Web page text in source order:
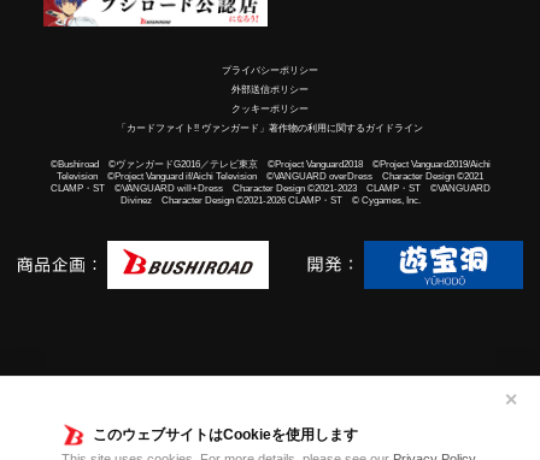
このウェブサイトはCookieを使用します
✕
プライバシーポリシー
外部送信ポリシー
クッキーポリシー
「カードファイト!! ヴァンガード」著作物の利用に関するガイドライン
©Bushiroad ©ヴァンガードG2016／テレビ東京 ©Project Vanguard2018 ©Project Vanguard2019/Aichi
Television ©Project Vanguard if/Aichi Television ©VANGUARD overDress Character Design ©2021
CLAMP・ST ©VANGUARD will+Dress Character Design ©2021-2023 CLAMP・ST ©VANGUARD
Divinez Character Design ©2021-2026 CLAMP・ST © Cygames, Inc.